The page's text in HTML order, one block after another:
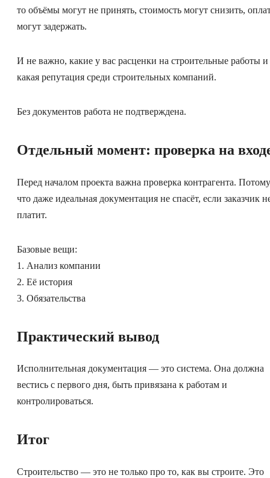
то объёмы могут не принять, стоимость могут снизить,
могут задержать.
И не важно, какие у вас расценки на строительные работы и
какая репутация среди строительных компаний.
Без документов работа не подтверждена.
Отдельный момент: проверка на
Перед началом проекта важна проверка контрагента. Потому
что даже идеальная документация не спасёт, если заказчик
платит.
Базовые вещи:
1. Анализ компании
2. Её история
3. Обязательства
Практический вывод
Исполнительная документация — это система. Она должна
вестись с первого дня, быть привязана к работам и
контролироваться.
Итог
Строительство — это не только про то, как вы строите. Это